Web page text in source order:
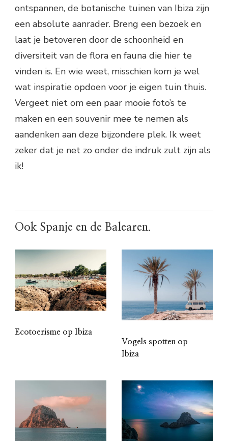
ontspannen, de botanische tuinen van Ibiza zijn
een absolute aanrader. Breng een bezoek en
laat je betoveren door de schoonheid en
diversiteit van de flora en fauna die hier te
vinden is. En wie weet, misschien kom je wel
wat inspiratie opdoen voor je eigen tuin thuis.
Vergeet niet om een paar mooie foto’s te
maken en een souvenir mee te nemen als
aandenken aan deze bijzondere plek. Ik weet
zeker dat je net zo onder de indruk zult zijn als
ik!
Ook Spanje en de Balearen.
Ecotoerisme op Ibiza
Vogels spotten op
Ibiza